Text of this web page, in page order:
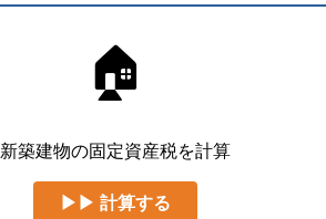
🏠
新築建物の固定資産税を計算
▶▶ 計算する